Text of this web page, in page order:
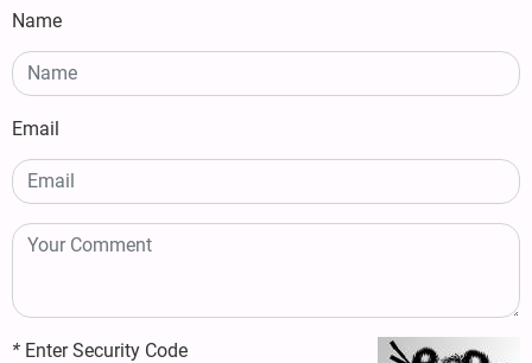
Name
Email
* Enter Security Code